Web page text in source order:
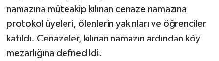
namazına müteakip kılınan cenaze namazına
protokol üyeleri, ölenlerin yakınları ve öğrenciler
katıldı. Cenazeler, kılınan namazın ardından köy
mezarlığına defnedildi.